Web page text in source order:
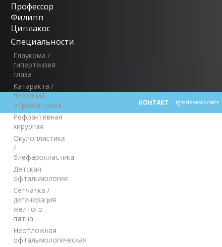
Профессор
Филипп
Циплакос
Специальности
Глаукома /
гипертензия
глаза
Катаракта /
передний
отрезок глаза
Рефрактивная
хирургия
Окулопластика
/
блефаропластика
Детская
офтальмология
Сетчатка /
дегенерация
желтого
пятна
Неотложная
офтальмологическая
iglesiesassociats
КОНТАКТ